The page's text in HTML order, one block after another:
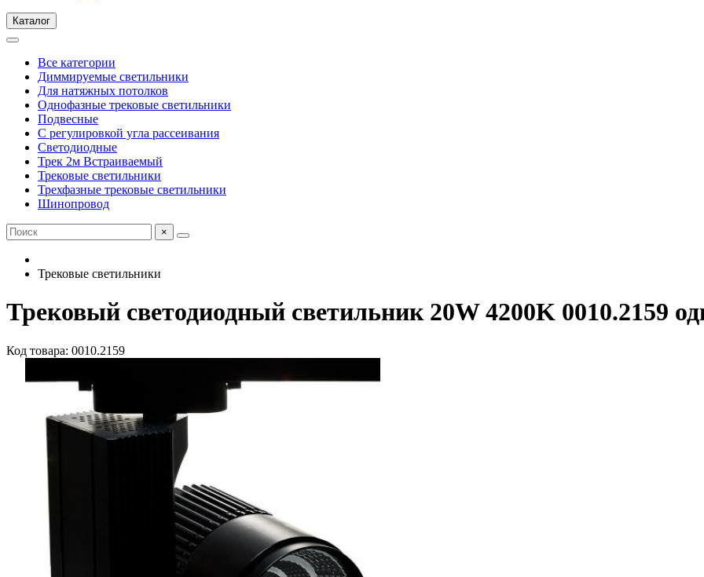
Каталог
Все категории
Диммируемые светильники
Для натяжных потолков
Однофазные трековые светильники
Подвесные
С регулировкой угла рассеивания
Светодиодные
Трек 2м Встраиваемый
Трековые светильники
Трехфазные трековые светильники
Шинопровод
×
Трековые светильники
Трековый светодиодный светильник 20W 4200K 0010.2159
Код товара: 0010.2159